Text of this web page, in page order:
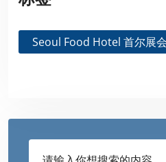
Seoul Food Hotel 首尔展会